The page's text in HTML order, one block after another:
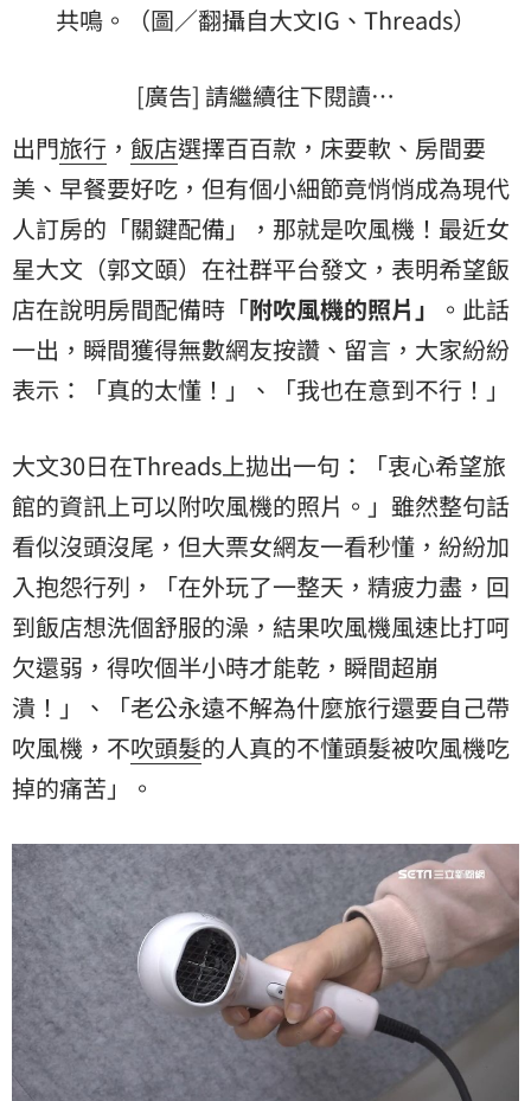
共鳴。（圖／翻攝自大文IG、Threads）
[廣告] 請繼續往下閱讀…
出門旅行 ， 飯店選擇百百款，床要軟、房間要
美、早餐要好吃，但有個小細節竟悄悄成為現代
人訂房的「關鍵配備」，那就是吹風機！最近女
星大文（郭文頤）在社群平台發文，表明希望飯
店在說明房間配備時「附吹風機的照片」
。此話
一出，瞬間獲得無數網友按讚、留言，大家紛紛
表示：「真的太懂！」、「我也在意到不行！」
大文30日在Threads上拋出一句：「衷心希望旅
館的資訊上可以附吹風機的照片。」雖然整句話
看似沒頭沒尾，但大票女網友一看秒懂，紛紛加
入抱怨行列，「在外玩了一整天，精疲力盡，回
到飯店想洗個舒服的澡，結果吹風機風速比打呵
欠還弱，得吹個半小時才能乾，瞬間超崩
潰！」、「老公永遠不解為什麼旅行還要自己帶
吹風機，不吹頭髮的人真的不懂頭髮被吹風機吃
掉的痛苦」。